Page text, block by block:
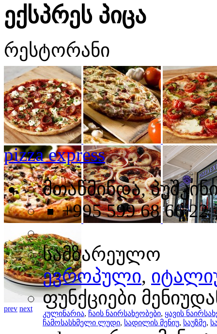
ექსპრეს პიცა
რესტორანი
prev next
pizza express
მთაწმინდა,
+995 599 68 66 22
სამზარეულო
ევროპული,
ფუნქციები
კულინარია, ჩაის ნაირსახეობები, ყავის
ჩამოსასხმელი ლუდი, სადილის მენიუ, საუზმე,